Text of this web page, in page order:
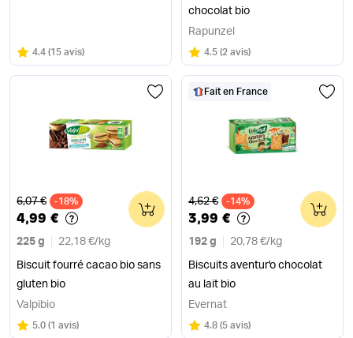
Note
4.4 sur 5
(15 avis)
chocolat bio
Rapunzel
Note
4.5 sur 5
(2 avis)
Ancien prix
6,07 € -18%
4,99 €
225 g 22,18 €/ kg
Biscuit fourré cacao bio sans
gluten bio
0
Valpibio
Note
5.0 sur 5
(1 avis)
Fait en France
Ancien prix
4,62 € -14%
3,99 €
192 g 20,78 €/ kg
Biscuits aventur'o chocolat
au lait bio
0
Evernat
Note
4.8 sur 5
(5 avis)